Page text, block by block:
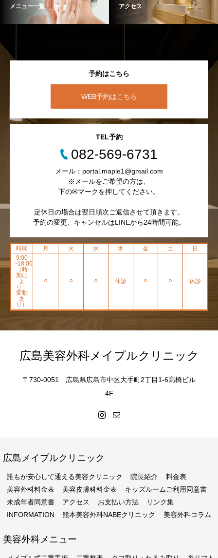
メニュー一覧 アクセス
予約はこちら
WEB予約はこちら
TEL予約
082-569-6731
メール：portal.maple1@gmail.com
※メールをご希望の方は、
下の✉マークを押してください。
定休日の場合は翌日順次ご返信させて頂きます。
予約の変更、キャンセルはLINEから24時間可能。
時間 月 火 水 木 金 土
日
9:00
~18:00
（時
期に
よ
り、
変動
あ
り）
⚪︎ ⚪︎ ⚪︎ 休診 ⚪︎ ⚪︎ 休診
広島美容外科メイプルクリニック
〒730-0051 広島県広島市中区大手町2丁目1-6高橋ビル
4F
広島メイプルクリニック
誰もが安心して通える美容クリニック 院長紹介
料金表
美容外科料金表
美容皮膚科料金表
キッズルームご利用同意書
未成年者同意書
アクセス お支払い方法
リンク集
INFORMATION
熊本美容外科NABEクリニック 美容外科コラム
美容外科メニュー